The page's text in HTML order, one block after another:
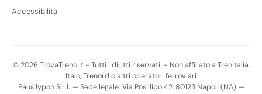
Accessibilità
© 2026 TrovaTreno.it - Tutti i diritti riservati. - Non affiliato a Trenitalia,
Italo, Trenord o altri operatori ferroviari
Pausilypon S.r.l. — Sede legale: Via Posillipo 42, 80123 Napoli (NA) —